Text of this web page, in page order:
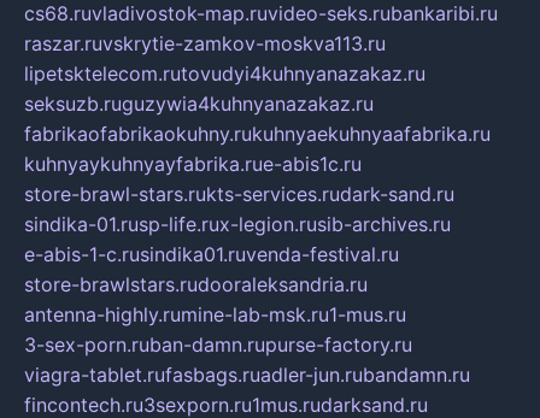
cs68.ruvladivostok-map.ruvideo-seks.rubankaribi.ru
raszar.ruvskrytie-zamkov-moskva113.ru
lipetsktelecom.rutovudyi4kuhnyanazakaz.ru
seksuzb.ruguzywia4kuhnyanazakaz.ru
fabrikaofabrikaokuhny.rukuhnyaekuhnyaafabrika.ru
kuhnyaykuhnyayfabrika.rue-abis1c.ru
store-brawl-stars.rukts-services.rudark-sand.ru
sindika-01.rusp-life.rux-legion.rusib-archives.ru
e-abis-1-c.rusindika01.ruvenda-festival.ru
store-brawlstars.rudooraleksandria.ru
antenna-highly.rumine-lab-msk.ru1-mus.ru
3-sex-porn.ruban-damn.rupurse-factory.ru
viagra-tablet.rufasbags.ruadler-jun.rubandamn.ru
fincontech.ru3sexporn.ru1mus.rudarksand.ru